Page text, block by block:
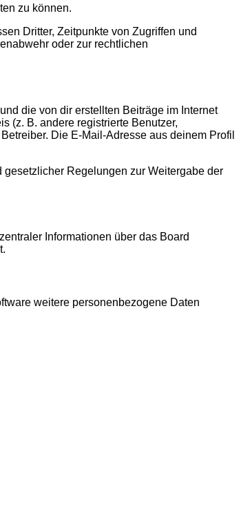
zu können.
Dritter, Zeitpunkte von Zugriffen und
oder zur rechtlichen
die von dir erstellten Beiträge im Internet
(z. B. andere registrierte Benutzer,
Die E-Mail-Adresse aus deinem Profil
Regelungen zur Weitergabe der
Informationen über das Board
weitere personenbezogene Daten